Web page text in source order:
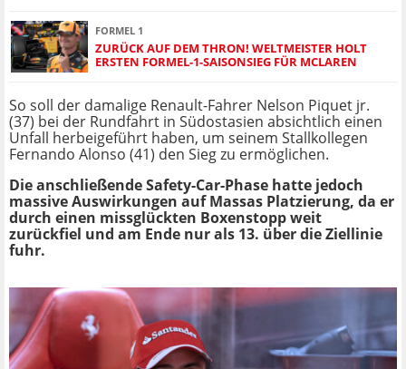
FORMEL 1
ZURÜCK AUF DEM THRON! WELTMEISTER HOLT
ERSTEN FORMEL-1-SAISONSIEG FÜR MCLAREN
So soll der damalige Renault-Fahrer Nelson Piquet jr.
(37) bei der Rundfahrt in Südostasien absichtlich einen
Unfall herbeigeführt haben, um seinem Stallkollegen
Fernando Alonso (41) den Sieg zu ermöglichen.
Die anschließende Safety-Car-Phase hatte jedoch
massive Auswirkungen auf Massas Platzierung, da er
durch einen missglückten Boxenstopp weit
zurückfiel und am Ende nur als 13. über die Ziellinie
fuhr.